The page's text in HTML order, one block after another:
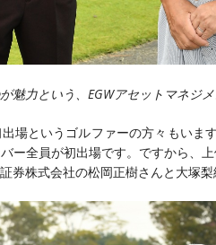
魅力という、EGWアセットマネジ
場というゴルファーの方々もいま
ー全員が初出場です。ですから、
券株式会社の松岡正樹さんと大塚梨